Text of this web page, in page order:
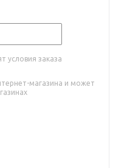
условия заказа
магазина и может